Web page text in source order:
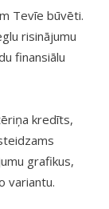
Tevīe būvēti.
risinājumu
finansiālu
kredīts,
grafikus,
variantu.